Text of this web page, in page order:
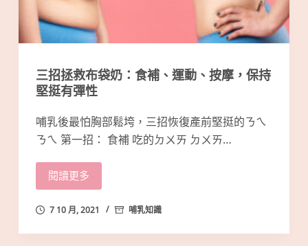
三招拯救布袋奶：食補、運動、按摩，保持
堅挺有彈性
哺乳後最怕胸部鬆垮，三招恢復產前堅挺的ㄋㄟ
ㄋㄟ 第一招： 食補 吃的ㄉㄨㄞ ㄉㄨㄞ…
閱讀更多
7 10 月, 2021 哺乳知識